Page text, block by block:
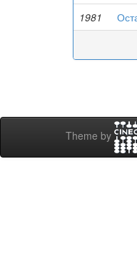
1981
Theme by